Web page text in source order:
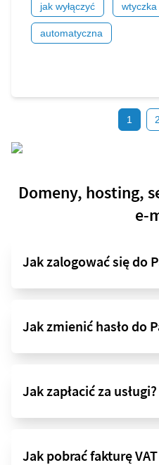
jak wyłączyć wtyczka
automatyczna
1 2
Domeny, hosting,
e-
Jak zalogować się do
Jak zmienić hasło do
Jak zapłacić za usługi?
Jak pobrać fakturę